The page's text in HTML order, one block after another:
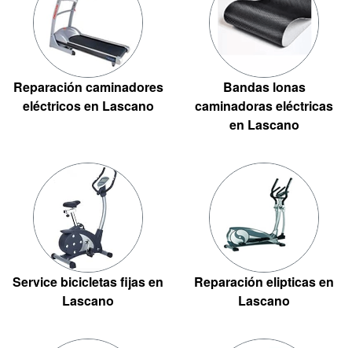
Reparación caminadores
eléctricos en Lascano
Bandas lonas
caminadoras eléctricas
en Lascano
Service bicicletas fijas en
Lascano
Reparación elipticas en
Lascano